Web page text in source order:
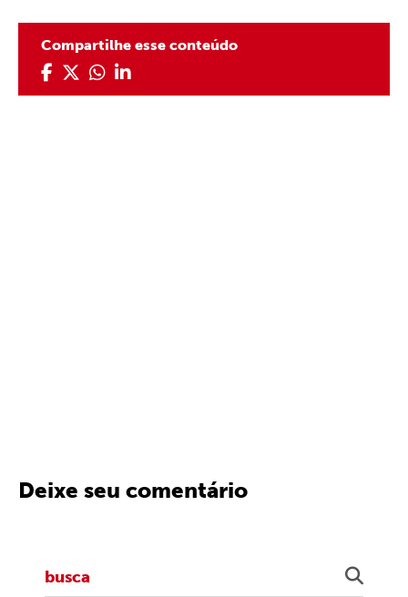
Compartilhe esse conteúdo
Deixe seu comentário